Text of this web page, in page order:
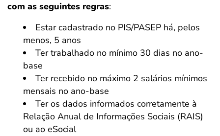
com as seguintes regras:
Estar cadastrado no PIS/PASEP há, pelos
menos, 5 anos
Ter trabalhado no mínimo 30 dias no ano-
base
Ter recebido no máximo 2 salários mínimos
mensais no ano-base
Ter os dados informados corretamente à
Relação Anual de Informações Sociais (RAIS)
ou ao eSocial